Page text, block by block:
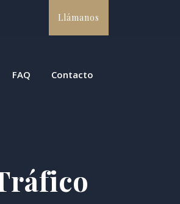
Llámanos
FAQ Contacto